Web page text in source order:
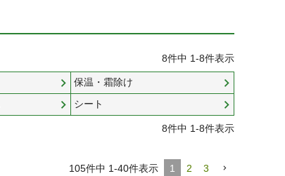
8件中 1-8件表示
保温・霜除け
シート
8件中 1-8件表示
105件中 1-40件表示 1 2 3